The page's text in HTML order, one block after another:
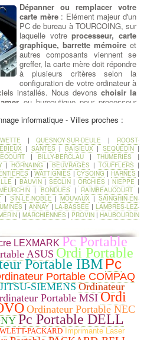
Dépanner ou remplacer votre
carte mère: Elément majeur d'un
PC de bureau à TOURCOING, sur
laquelle votreprocesseur, carte
graphique, barrette mémoire et
autres composants viennent se
greffer, la carte mère doit répondre
à plusieurs critères selon la
configuration de votre ordinateur à
installés. Nous devons choisir la
ou bureautique pour processeur
MSI. Une bonne carte mère
son évolutivité (USB 3.1, USB 3.0,
etc.) ou son prix (de la carte mère
un
dvd:
et la
DVD
Que vous recherchiez un lecteur-
ou externe, nous remplaçons votre
Graveur des plus grandes marques :
On et Pioneer … à TOURCOING CD-
Blu-ray sont disponibles dans
RW ont toutes les
en lecture seule, mais peut
sur le disque. Écrire des vitesses sont
vitesses de lecture pour maintenir la
informatique - Villes proches :
|QUESNOY-SUR-DEULE | ROOST-
| SANTES | BAISIEUX| SEQUEDIN|
|BILLY-BERCLAU |THUMERIES
|
| HORNAING | BEUVRAGES | TOUFFLERS |
|WATTIGNIES |CYSOING | HARNES |
| BAUVIN| SECLIN|ORCHIES |NIEPPE |
|BONDUES | RAIMBEAUCOURT |
| SIN-LE-NOBLE |MOUVAUX | SAINGHIN-EN-
| ANNAY|LA-BASSEE |LAMBRES-LEZ-
| MARCHIENNES | PROVIN| HAUBOURDIN
LEXMARK Pc Portable
ASUS Ordi Portable
Portable IBM Pc
Portable COMPAQ
SIEMENS Ordinateur
Portable MSI Ordi
Ordinateur Portable NEC
Pc Portable DELL
PACKARD Imprimante Laser